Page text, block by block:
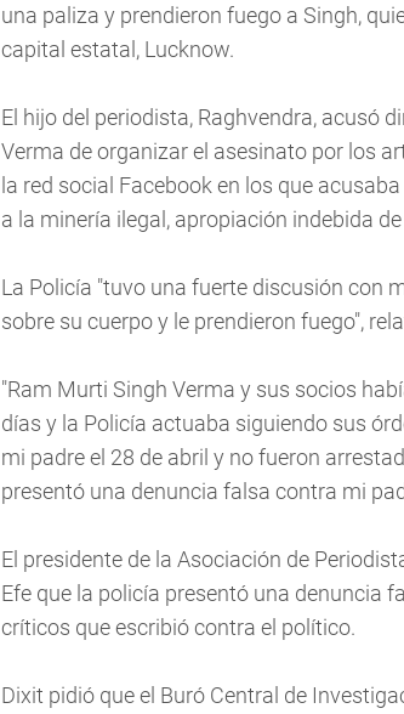
una paliza y prendieron fuego a Singh,
capital estatal, Lucknow.
El hijo del periodista, Raghvendra, acusó
Verma de organizar el asesinato por los
la red social Facebook en los que
a la minería ilegal, apropiación indebida
La Policía "tuvo una fuerte discusión con
sobre su cuerpo y le prendieron fuego",
"Ram Murti Singh Verma y sus socios
días y la Policía actuaba siguiendo sus
mi padre el 28 de abril y no fueron
presentó una denuncia falsa contra mi
El presidente de la Asociación de
Efe que la policía presentó una denuncia
críticos que escribió contra el político.
Dixit pidió que el Buró Central de